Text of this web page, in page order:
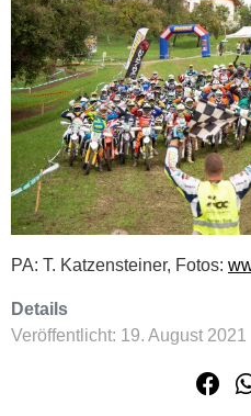
PA: T. Katzensteiner, Fotos:
Details
Veröffentlicht: 19. August 2021